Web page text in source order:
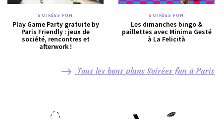
SOIRÉES FUN
Play Game Party gratuite by
Paris Friendly : jeux de
société, rencontres et
afterwork !
SOIRÉES FUN
Les dimanches bingo &
paillettes avec Minima Gesté
à La Felicità
Tous les bons plans Soirées fun à Paris